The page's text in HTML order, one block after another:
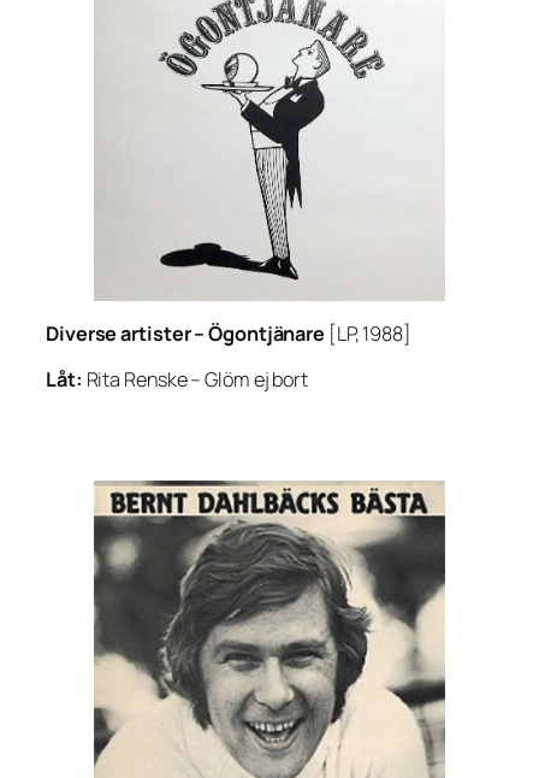
Diverse artister –Ögontjänare [LP, 1988]
Låt: Rita Renske –Glöm ej bort